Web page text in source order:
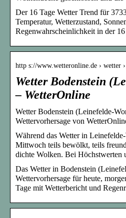
Der 16 Tage Wetter Trend für
Temperatur, Wetterzustand,
Regenwahrscheinlichkeit in der 16
http s://www.wetteronline.de › wetter
Wetter Bodenstein
– WetterOnline
Wetter Bodenstein (Leinefelde-
Wettervorhersage von
Während das Wetter in
Mittwoch teils bewölkt, teils
dichte Wolken. Bei
Das Wetter in Bodenstein
Wettervorhersage für heute,
Tage mit Wetterbericht und